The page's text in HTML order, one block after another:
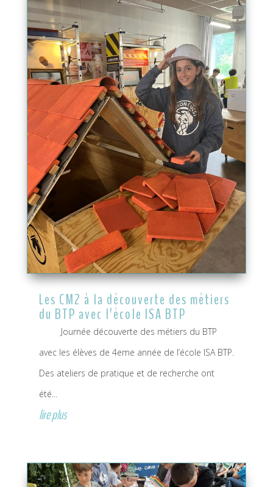
Les CM2 à la découverte des métiers
du BTP avec l’école ISA BTP
Journée découverte des métiers du BTP
avec les élèves de 4eme année de l’école ISA BTP.
Des ateliers de pratique et de recherche ont
été...
lire plus